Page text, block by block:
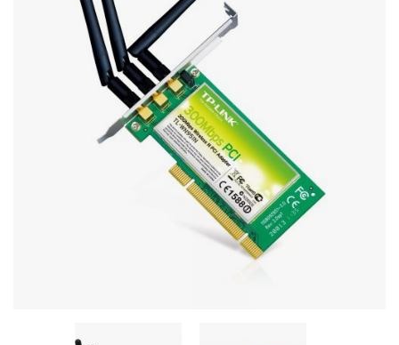
Server equipment
UPS Uninterruptible Power Supply
Mouses and keybords